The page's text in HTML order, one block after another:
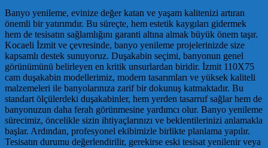
Banyo yenileme, evinize değer katan ve yaşam kalitenizi artıran
önemli bir yatırımdır. Bu süreçte, hem estetik kaygıları gidermek
hem de tesisatın sağlamlığını garanti altına almak büyük önem taşır.
Kocaeli İzmit ve çevresinde, banyo yenileme projelerinizde size
kapsamlı destek sunuyoruz. Duşakabin seçimi, banyonun genel
görünümünü belirleyen en kritik unsurlardan biridir. İzmit 110X75
cam duşakabin modellerimiz, modern tasarımları ve yüksek kaliteli
malzemeleri ile banyolarınıza zarif bir dokunuş katmaktadır. Bu
standart ölçülerdeki duşakabinler, hem yerden tasarruf sağlar hem de
banyonuzun daha ferah görünmesine yardımcı olur. Banyo yenileme
sürecimiz, öncelikle sizin ihtiyaçlarınızı ve beklentilerinizi anlamakla
başlar. Ardından, profesyonel ekibimizle birlikte planlama yapılır.
Tesisatın durumu değerlendirilir, gerekirse eski tesisat yenilenir veya